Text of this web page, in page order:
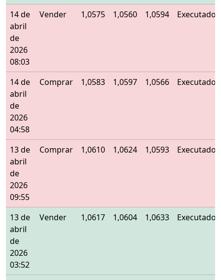
14 de
abril
de
2026
08:03
Vender 1,0575 1,0560 1,0594 Executado
14 de
abril
de
2026
04:58
Comprar 1,0583 1,0597 1,0566 Executado
13 de
abril
de
2026
09:55
Comprar 1,0610 1,0624 1,0593 Executado
13 de
abril
de
2026
03:52
Vender 1,0617 1,0604 1,0633 Executado